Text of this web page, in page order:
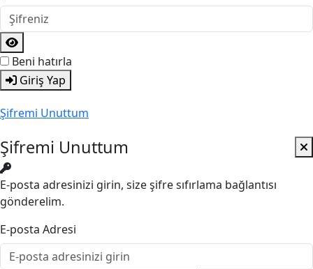
Beni hatırla
Giriş Yap
Şifremi Unuttum
Şifremi Unuttum
E-posta adresinizi girin, size şifre sıfırlama bağlantısı
gönderelim.
E-posta Adresi